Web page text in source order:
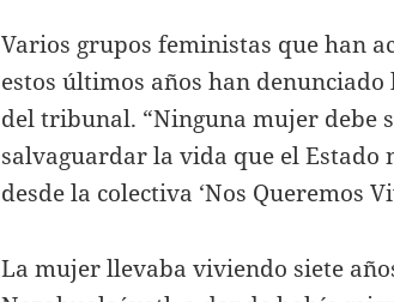
Varios grupos feministas que han
estos últimos años han
del tribunal. “Ninguna mujer debe
salvaguardar la vida que el Estado
desde la colectiva ‘Nos Queremos
La mujer llevaba viviendo siete